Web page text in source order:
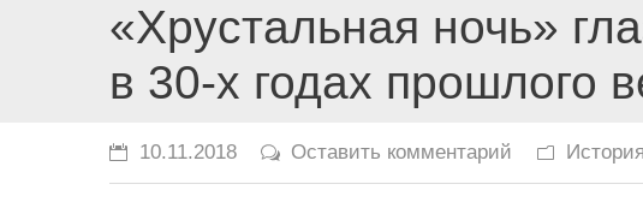
«Хрустальная ночь»
в 30-х годах прошлого
10.11.2018 Оставить комментарий История